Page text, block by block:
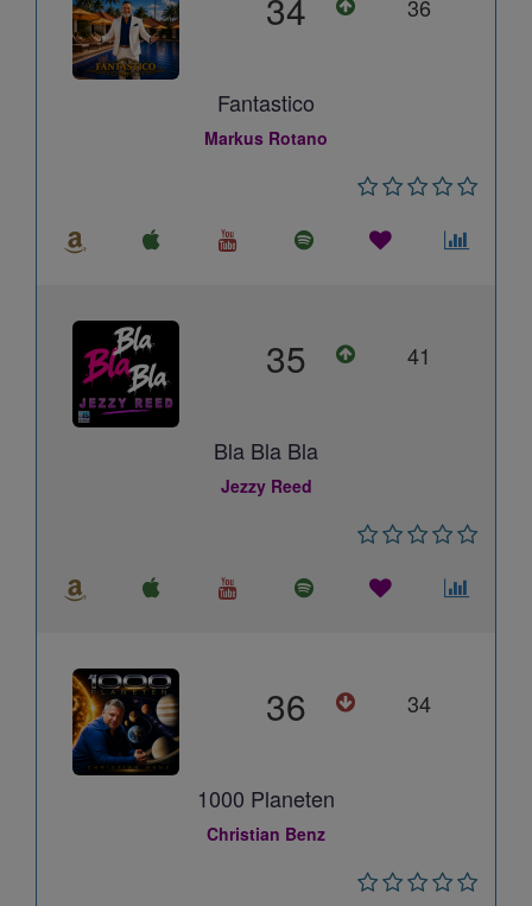
36
Fantastico
Markus Rotano
35 41
Bla Bla Bla
Jezzy Reed
36 34
1000 Planeten
Christian Benz